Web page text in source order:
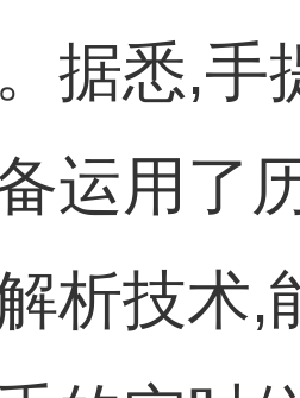
据悉,手
运用了
析技术,